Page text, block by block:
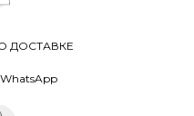
ДОСТАВКЕ